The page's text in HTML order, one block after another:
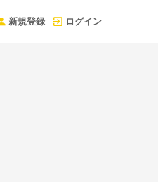
新規登録 ログイン